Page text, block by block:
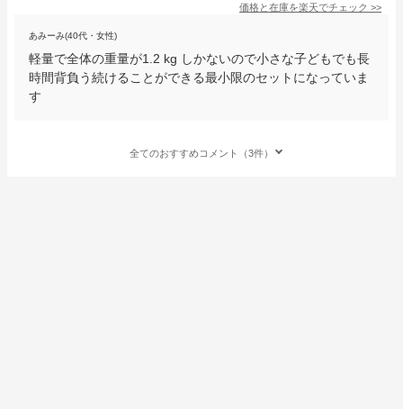
価格と在庫を楽天でチェック >>
あみーみ(40代・女性)
軽量で全体の重量が1.2 kg しかないので小さな子どもでも長
時間背負う続けることができる最小限のセットになっていま
す
全てのおすすめコメント（3件）